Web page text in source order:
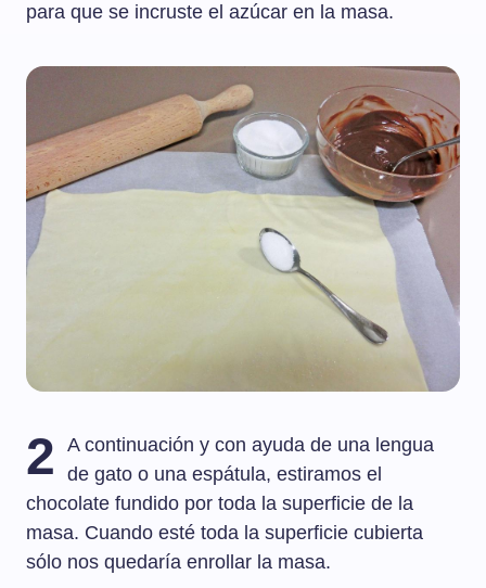
para que se incruste el azúcar en la masa.
2
A continuación y con ayuda de una lengua
de gato o una espátula, estiramos el
chocolate fundido por toda la superficie de la
masa. Cuando esté toda la superficie cubierta
sólo nos quedaría enrollar la masa.